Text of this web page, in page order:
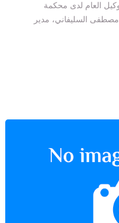
العام لدى محكمة
مصطفى السليفاني، مدير